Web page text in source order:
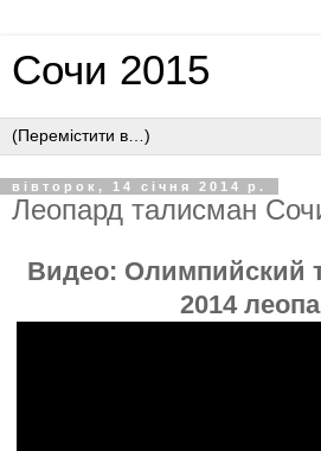
Сочи 2015
вівторок, 14 січня 2014 р.
Леопард талисман
Видео: Олимпийский
2014